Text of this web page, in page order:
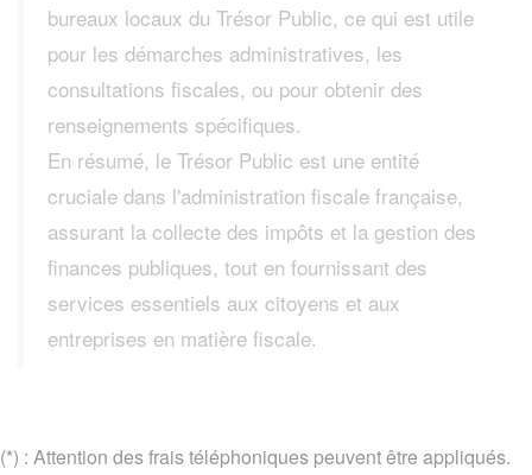
bureaux locaux du Trésor Public, ce qui est utile
pour les démarches administratives, les
consultations fiscales, ou pour obtenir des
renseignements spécifiques.
En résumé, le Trésor Public est une entité
cruciale dans l'administration fiscale française,
assurant la collecte des impôts et la gestion des
finances publiques, tout en fournissant des
services essentiels aux citoyens et aux
entreprises en matière fiscale.
(*) : Attention des frais téléphoniques peuvent être appliqués.